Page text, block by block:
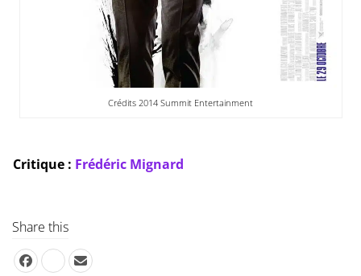
Crédits 2014 Summit Entertainment
Critique : Frédéric Mignard
Share this